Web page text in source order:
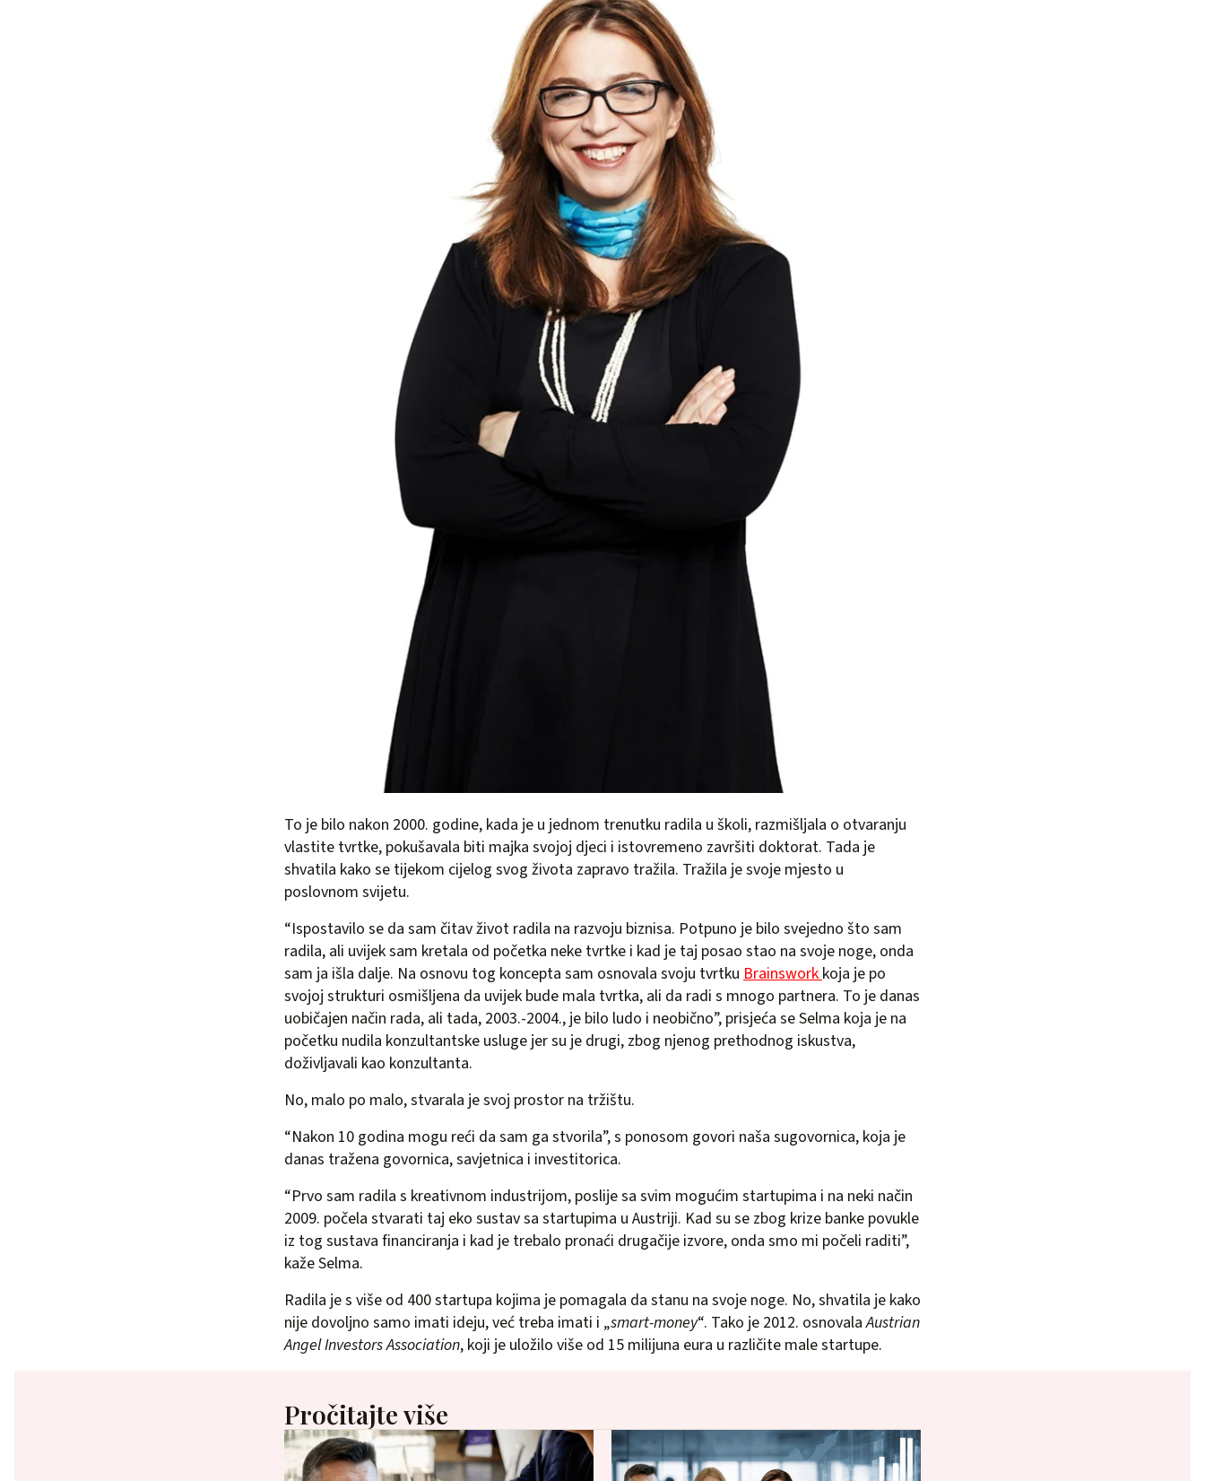
To je bilo nakon 2000. godine, kada je u jednom trenutku radila u školi, razmišljala o otvaranju
vlastite tvrtke, pokušavala biti majka svojoj djeci i istovremeno završiti doktorat. Tada je
shvatila kako se tijekom cijelog svog života zapravo tražila. Tražila je svoje mjesto u
poslovnom svijetu.
“Ispostavilo se da sam čitav život radila na razvoju biznisa. Potpuno je bilo svejedno što sam
radila, ali uvijek sam kretala od početka neke tvrtke i kad je taj posao stao na svoje noge, onda
sam ja išla dalje. Na osnovu tog koncepta sam osnovala svoju tvrtku Brainswork koja je po
svojoj strukturi osmišljena da uvijek bude mala tvrtka, ali da radi s mnogo partnera. To je danas
uobičajen način rada, ali tada, 2003.-2004., je bilo ludo i neobično”, prisjeća se Selma koja je na
početku nudila konzultantske usluge jer su je drugi, zbog njenog prethodnog iskustva,
doživljavali kao konzultanta.
No, malo po malo, stvarala je svoj prostor na tržištu.
“Nakon 10 godina mogu reći da sam ga stvorila”, s ponosom govori naša sugovornica, koja je
danas tražena govornica, savjetnica i investitorica.
“Prvo sam radila s kreativnom industrijom, poslije sa svim mogućim startupima i na neki način
2009. počela stvarati taj eko sustav sa startupima u Austriji. Kad su se zbog krize banke povukle
iz tog sustava financiranja i kad je trebalo pronaći drugačije izvore, onda smo mi počeli raditi”,
kaže Selma.
Radila je s više od 400 startupa kojima je pomagala da stanu na svoje noge. No, shvatila je kako
nije dovoljno samo imati ideju, već treba imati i „smart-money“. Tako je 2012. osnovalaAustrian
Angel Investors Association, koji je uložilo više od 15 milijuna eura u različite male startupe.
Pročitajte više